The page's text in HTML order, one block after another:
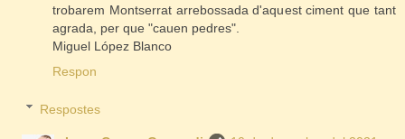
trobarem Montserrat arrebossada d'aquest ciment que tant
agrada, per que "cauen pedres".
Miguel López Blanco
Respon
Respostes